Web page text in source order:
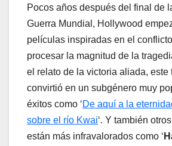
Pocos años después del final de
Guerra Mundial, Hollywood
películas inspiradas en el
procesar la magnitud de la
el relato de la victoria aliada, este
convirtió en un subgénero muy
éxitos como ‘De aquí a la
sobre el río Kwai‘. Y también
están más infravalorados como ‘